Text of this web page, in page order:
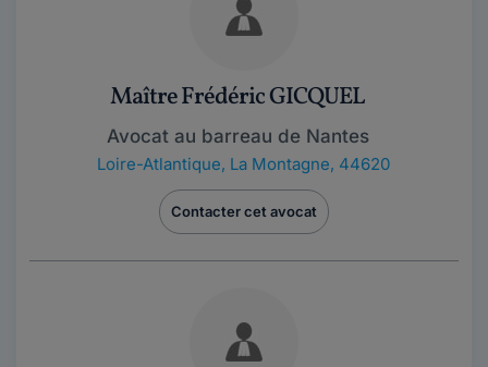
Maître Frédéric GICQUEL
Avocat au barreau de Nantes
Loire-Atlantique, La Montagne, 44620
Contacter cet avocat